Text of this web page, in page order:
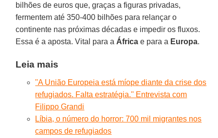
bilhões de euros que, graças a figuras privadas,
fermentem até 350-400 bilhões para relançar o
continente nas próximas décadas e impedir os fluxos.
Essa é a aposta. Vital para a África e para a Europa.
Leia mais
''A União Europeia está míope diante da crise dos
refugiados. Falta estratégia.'' Entrevista com
Filippo Grandi
Líbia, o número do horror: 700 mil migrantes nos
campos de refugiados